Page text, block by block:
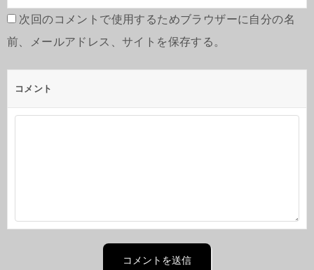
次回のコメントで使用するためブラウザーに自分の名
前、メールアドレス、サイトを保存する。
コメント